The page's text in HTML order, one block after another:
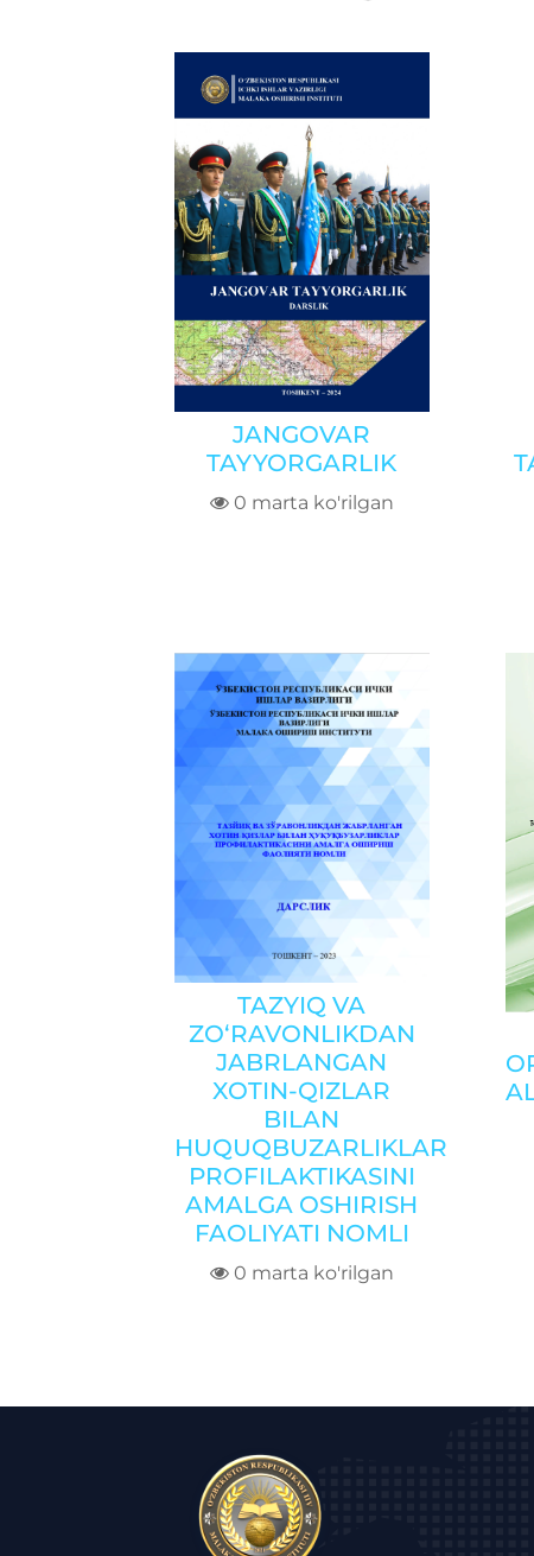
JANGOVAR
TAYYORGARLIK
0 marta ko'rilgan
TAZYIQ VA
ZO‘RAVONLIKDAN
JABRLANGAN
XOTIN-QIZLAR
BILAN
HUQUQBUZARLIKLAR
PROFILAKTIKASINI
AMALGA OSHIRISH
FAOLIYATI NOMLI
0 marta ko'rilgan